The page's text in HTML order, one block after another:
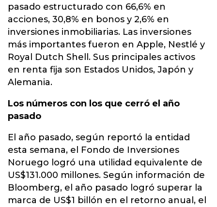
pasado estructurado con 66,6% en
acciones, 30,8% en bonos y 2,6% en
inversiones inmobiliarias. Las inversiones
más importantes fueron en Apple, Nestlé y
Royal Dutch Shell. Sus principales activos
en renta fija son Estados Unidos, Japón y
Alemania.
Los números con los que cerró el año
pasado
El año pasado, según reportó la entidad
esta semana, el Fondo de Inversiones
Noruego logró una utilidad equivalente de
US$131.000 millones. Según información de
Bloomberg, el año pasado logró superar la
marca de US$1 billón en el retorno anual, el